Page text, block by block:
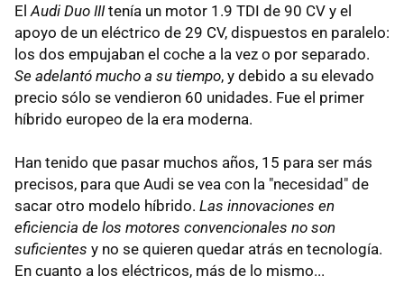
El Audi Duo IIItenía un motor 1.9 TDI de 90 CV y el
apoyo de un eléctrico de 29 CV, dispuestos en paralelo:
los dos empujaban el coche a la vez o por separado.
Se adelantó mucho a su tiempo, y debido a su elevado
precio sólo se vendieron 60 unidades. Fue el primer
híbrido europeo de la era moderna.
Han tenido que pasar muchos años, 15 para ser más
precisos, para que Audi se vea con la "necesidad" de
sacar otro modelo híbrido. Las innovaciones en
eficiencia de los motores convencionales no son
suficientes y no se quieren quedar atrás en tecnología.
En cuanto a los eléctricos, más de lo mismo...